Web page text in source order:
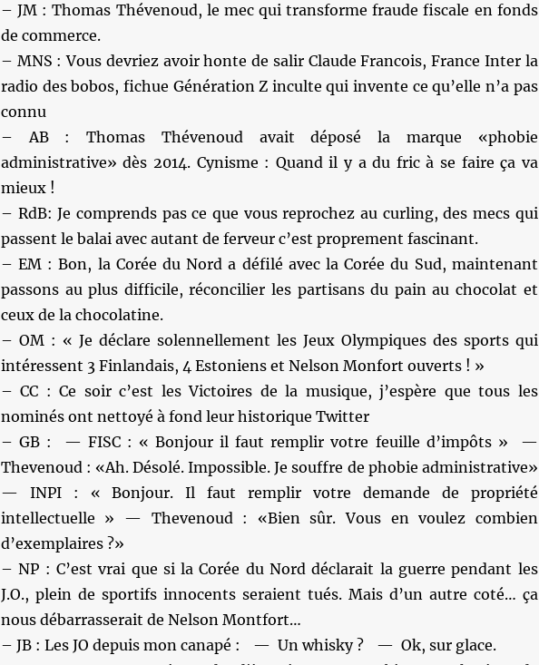
– JM : Thomas Thévenoud, le mec qui transforme fraude fiscale en fonds
de commerce.
– MNS : Vous devriez avoir honte de salir Claude Francois, France Inter la
radio des bobos, fichue Génération Z inculte qui invente ce qu’elle n’a pas
connu
– AB : Thomas Thévenoud avait déposé la marque «phobie
administrative» dès 2014. Cynisme : Quand il y a du fric à se faire ça va
mieux !
– RdB: Je comprends pas ce que vous reprochez au curling, des mecs qui
passent le balai avec autant de ferveur c’est proprement fascinant.
– EM : Bon, la Corée du Nord a défilé avec la Corée du Sud, maintenant
passons au plus difficile, réconcilier les partisans du pain au chocolat et
ceux de la chocolatine.
– OM : « Je déclare solennellement les Jeux Olympiques des sports qui
intéressent 3 Finlandais, 4 Estoniens et Nelson Monfort ouverts ! »
– CC : Ce soir c’est les Victoires de la musique, j’espère que tous les
nominés ont nettoyé à fond leur historique Twitter
– GB : — FISC : « Bonjour il faut remplir votre feuille d’impôts » —
Thevenoud : «Ah. Désolé. Impossible. Je souffre de phobie administrative»
— INPI : « Bonjour. Il faut remplir votre demande de propriété
intellectuelle » — Thevenoud : «Bien sûr. Vous en voulez combien
d’exemplaires ?»
– NP : C’est vrai que si la Corée du Nord déclarait la guerre pendant les
J.O., plein de sportifs innocents seraient tués. Mais d’un autre coté… ça
nous débarrasserait de Nelson Montfort…
– JB : Les JO depuis mon canapé : — Un whisky ? — Ok, sur glace.